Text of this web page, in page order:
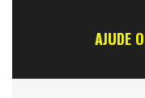
AJUDE